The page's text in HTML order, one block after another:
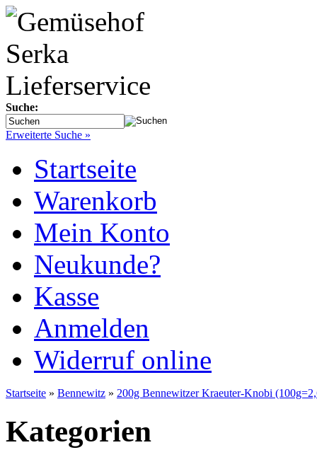
Suche:
Erweiterte Suche »
Startseite
Warenkorb
Mein Konto
Neukunde?
Kasse
Anmelden
Widerruf online
Startseite » Bennewitz » 200g Bennewitzer Kraeuter-Knobi
Kategorien